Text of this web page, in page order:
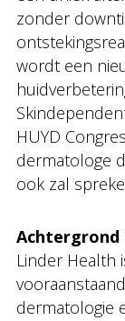
zonder
wordt een
HUYD
dermatologe
ook zal
Achtergrond
Linder Health
dermatologie